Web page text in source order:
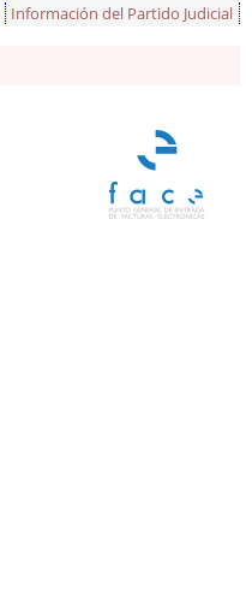
Información del Partido Judicial